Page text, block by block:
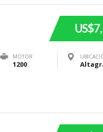
MOTOR
1200